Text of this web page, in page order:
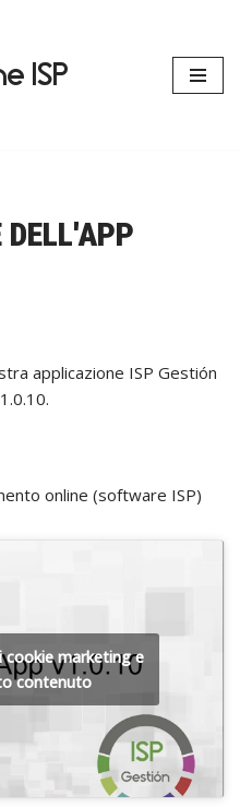
ISP
DELL'APP
applicazione ISP Gestión
online (software ISP)
cookie marketing e
contenuto